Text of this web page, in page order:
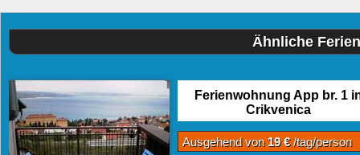
Ähnliche
Ferienwohnung App br. 1
Crikvenica
Ausgehend von 19 €/tag/person